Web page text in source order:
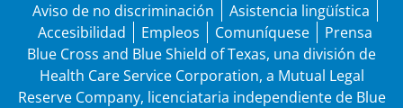
Aviso de no discriminación
Asistencia lingüística
Accesibilidad
Empleos Comuníquese
Prensa
Blue Cross and Blue Shield of Texas, una división de
Health Care Service Corporation, a Mutual Legal
Reserve Company, licenciataria independiente de Blue